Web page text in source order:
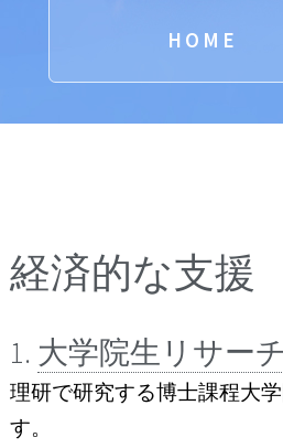
HOME
経済的な支援
1. 大学院生リサー
理研で研究する博士課程大
す。